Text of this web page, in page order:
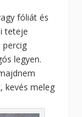
fóliát és
teteje
percig
legyen.
kevés meleg